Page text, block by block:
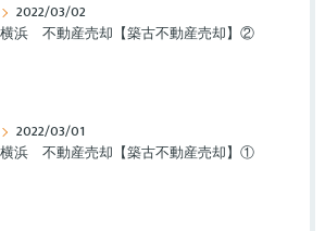
2022/03/02
横浜 不動産売却【築古不動産売却】②
2022/03/01
横浜 不動産売却【築古不動産売却】①